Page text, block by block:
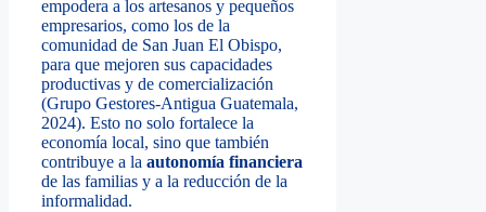
empodera a los artesanos y pequeños
empresarios, como los de la
comunidad de San Juan El Obispo,
para que mejoren sus capacidades
productivas y de comercialización
(Grupo Gestores-Antigua Guatemala,
2024). Esto no solo fortalece la
economía local, sino que también
contribuye a la autonomía financiera
de las familias y a la reducción de la
informalidad.